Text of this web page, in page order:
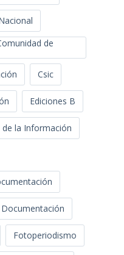
de
Csic
Ediciones B
de la Información
Fotoperiodismo